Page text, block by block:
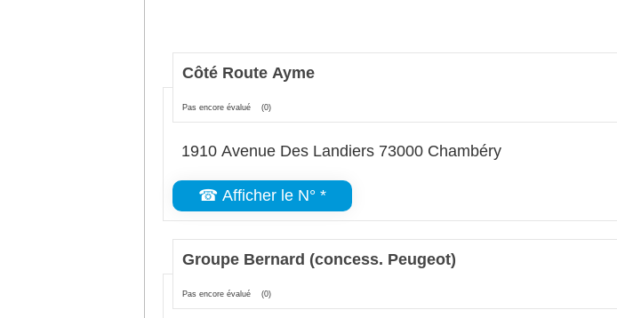
Côté Route Ayme
Pas encore évalué (0)
1910 Avenue Des Landiers 73000 Chambéry
☎ Afficher le N° *
Groupe Bernard (concess. Peugeot)
Pas encore évalué (0)